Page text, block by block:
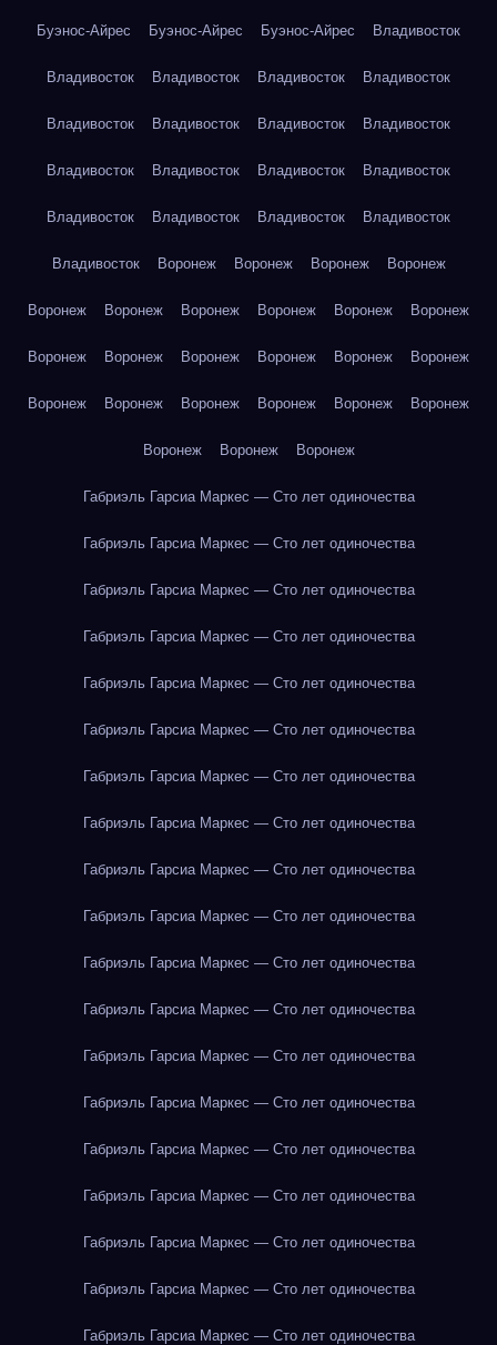
Буэнос-Айрес Буэнос-Айрес Буэнос-Айрес Владивосток
Владивосток Владивосток Владивосток Владивосток
Владивосток Владивосток Владивосток Владивосток
Владивосток Владивосток Владивосток Владивосток
Владивосток Владивосток Владивосток Владивосток
Владивосток Воронеж Воронеж Воронеж Воронеж
Воронеж Воронеж Воронеж Воронеж Воронеж Воронеж
Воронеж Воронеж Воронеж Воронеж Воронеж Воронеж
Воронеж Воронеж Воронеж Воронеж Воронеж Воронеж
Воронеж Воронеж Воронеж
Габриэль Гарсиа Маркес — Сто лет одиночества
Габриэль Гарсиа Маркес — Сто лет одиночества
Габриэль Гарсиа Маркес — Сто лет одиночества
Габриэль Гарсиа Маркес — Сто лет одиночества
Габриэль Гарсиа Маркес — Сто лет одиночества
Габриэль Гарсиа Маркес — Сто лет одиночества
Габриэль Гарсиа Маркес — Сто лет одиночества
Габриэль Гарсиа Маркес — Сто лет одиночества
Габриэль Гарсиа Маркес — Сто лет одиночества
Габриэль Гарсиа Маркес — Сто лет одиночества
Габриэль Гарсиа Маркес — Сто лет одиночества
Габриэль Гарсиа Маркес — Сто лет одиночества
Габриэль Гарсиа Маркес — Сто лет одиночества
Габриэль Гарсиа Маркес — Сто лет одиночества
Габриэль Гарсиа Маркес — Сто лет одиночества
Габриэль Гарсиа Маркес — Сто лет одиночества
Габриэль Гарсиа Маркес — Сто лет одиночества
Габриэль Гарсиа Маркес — Сто лет одиночества
Габриэль Гарсиа Маркес — Сто лет одиночества